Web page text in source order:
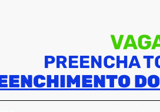
PREENCHA